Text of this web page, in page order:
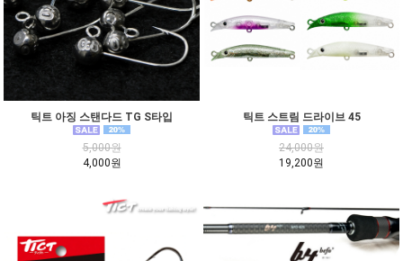
틱트 아징 스탠다드 TG S타입
5,000원
4,000원
틱트 스트림 드라이브 45
24,000원
19,200원